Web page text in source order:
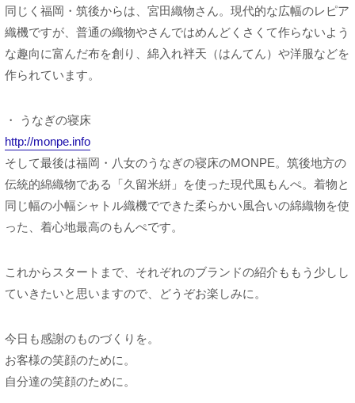
同じく福岡・筑後からは、宮田織物さん。現代的な広幅のレピア
織機ですが、普通の織物やさんではめんどくさくて作らないよう
な趣向に富んだ布を創り、綿入れ袢天（はんてん）や洋服などを
作られています。
・ うなぎの寝床
http://monpe.info
そして最後は福岡・八女のうなぎの寝床のMONPE。筑後地方の
伝統的綿織物である「久留米絣」を使った現代風もんぺ。着物と
同じ幅の小幅シャトル織機でできた柔らかい風合いの綿織物を使
った、着心地最高のもんぺです。
これからスタートまで、それぞれのブランドの紹介ももう少しし
ていきたいと思いますので、どうぞお楽しみに。
今日も感謝のものづくりを。
お客様の笑顔のために。
自分達の笑顔のために。